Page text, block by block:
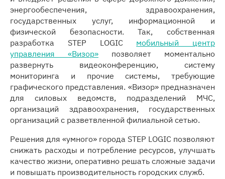
энергообеспечения, здравоохранения,
государственных услуг, информационной и
физической безопасности. Так, собственная
разработка STEP LOGIC мобильный центр
управления «Визор» позволяет моментально
развернуть видеоконференцию, систему
мониторинга и прочие системы, требующие
графического представления. «Визор» предназначен
для силовых ведомств, подразделений МЧС,
организаций здравоохранения, государственных
организаций с разветвленной филиальной сетью.
Решения для «умного» города STEP LOGIC позволяют
снижать расходы и потребление ресурсов, улучшать
качество жизни, оперативно решать сложные задачи
и повышать производительность городских служб.